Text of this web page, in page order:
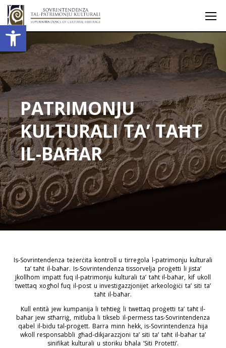
Open toolbar
PATRIMONJU
KULTURALI TA’ TAĦT
IL-BAĦAR
Is-Sovrintendenza teżerċita kontroll u tirregola l-patrimonju kulturali
ta’ taħt il-baħar. Is-Sovrintendenza tissorvelja proġetti li jista’
jkollhom impatt fuq il-patrimonju kulturali ta’ taħt il-baħar, kif ukoll
twettaq xogħol fuq il-post u investigazzjonijet arkeoloġiċi ta’ siti ta’
taħt il-baħar.
Kull entità jew kumpanija li teħtieġ li twettaq proġetti ta’ taħt il-
baħar jew stħarriġ, mitluba li tikseb il-permess tas-Sovrintendenza
qabel il-bidu tal-proġett. Barra minn hekk, is-Sovrintendenza hija
wkoll responsabbli għad-dikjarazzjoni ta’ siti ta’ taħt il-baħar ta’
sinifikat kulturali u storiku bħala ‘Siti Protetti’.